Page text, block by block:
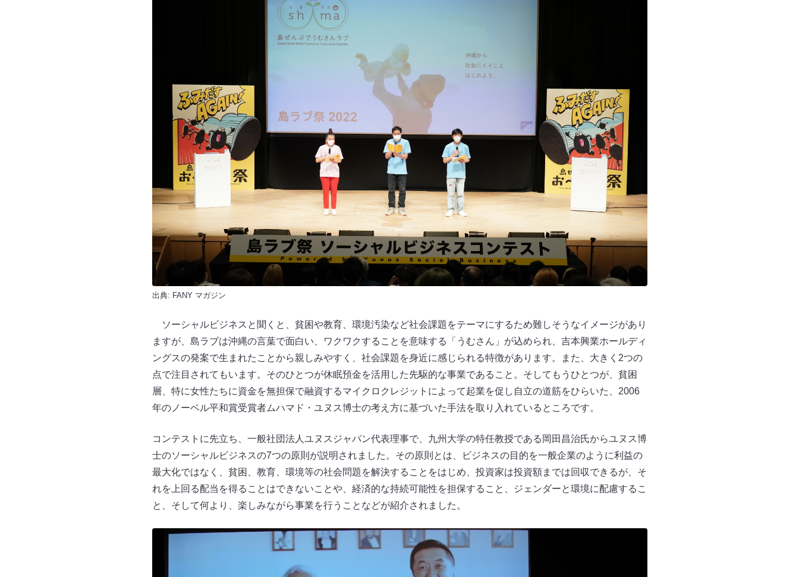
出典: FANY マガジン
ソーシャルビジネスと聞くと、貧困や教育、環境汚染など社会課題をテーマにするため難しそうなイメージがあり
ますが、島ラブは沖縄の言葉で面白い、ワクワクすることを意味する「うむさん」が込められ、吉本興業ホールディ
ングスの発案で生まれたことから親しみやすく、社会課題を身近に感じられる特徴があります。また、大きく2つの
点で注目されてもいます。そのひとつが休眠預金を活用した先駆的な事業であること。そしてもうひとつが、貧困
層、特に女性たちに資金を無担保で融資するマイクロクレジットによって起業を促し自立の道筋をひらいた、2006
年のノーベル平和賞受賞者ムハマド・ユヌス博士の考え方に基づいた手法を取り入れているところです。
コンテストに先立ち、一般社団法人ユヌスジャパン代表理事で、九州大学の特任教授である岡田昌治氏からユヌス博
士のソーシャルビジネスの7つの原則が説明されました。その原則とは、ビジネスの目的を一般企業のように利益の
最大化ではなく、貧困、教育、環境等の社会問題を解決することをはじめ、投資家は投資額までは回収できるが、そ
れを上回る配当を得ることはできないことや、経済的な持続可能性を担保すること、ジェンダーと環境に配慮するこ
と、そして何より、楽しみながら事業を行うことなどが紹介されました。